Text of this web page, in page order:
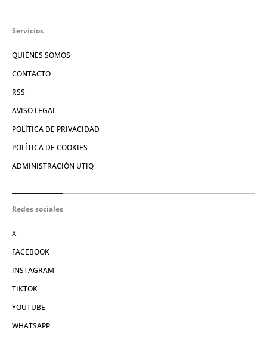
Servicios
QUIÉNES SOMOS
CONTACTO
RSS
AVISO LEGAL
POLÍTICA DE PRIVACIDAD
POLÍTICA DE COOKIES
ADMINISTRACIÓN UTIQ
Redes sociales
X
FACEBOOK
INSTAGRAM
TIKTOK
YOUTUBE
WHATSAPP